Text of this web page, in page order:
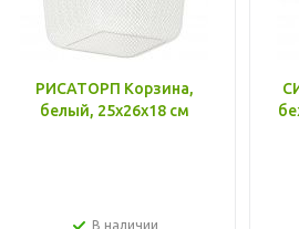
РИСАТОРП Корзина,
белый, 25x26x18 см
В наличии